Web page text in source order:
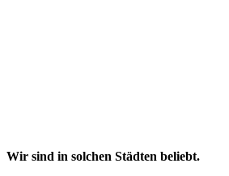
Wir sind in solchen Städten beliebt.